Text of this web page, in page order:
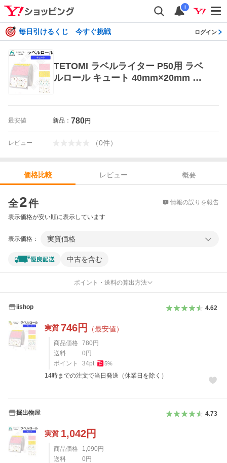
i
毎日引けるくじ 今すぐ挑戦 ログイン
TETOMI ラベルライター P50用 ラベ
ルロール キュート 40mm×20mm ラ
最安値 新品： 780円
レビュー （0件）
価格比較 レビュー
概要
全2件 情報の誤りを報告
表示価格が安い順に表示しています
表示価格： 実質価格
中古を含む
ポイント・送料の算出方法
iishop 4.62
実質 746円 （最安値）
商品価格 780 円
送料
0 円
ポイント
34pt 5%
14時までの注文で当日発送（休業日を除く）
掘出物屋 4.73
実質 1,042円
商品価格 1,090 円
送料
0 円